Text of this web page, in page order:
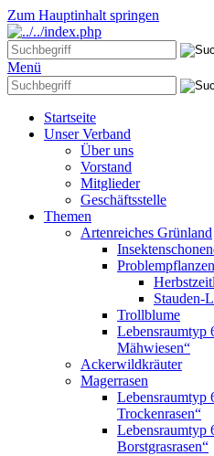
Zum Hauptinhalt springen
Menü
Startseite
Unser Verband
Über uns
Vorstand
Mitglieder
Geschäftsstelle
Themen
Artenreiches Grünland
Problempflanzen
Stauden-
Trollblume
Lebensraumtyp
Mähwiesen“
Ackerwildkräuter
Magerrasen
Lebensraumtyp
Trockenrasen“
Lebensraumtyp
Borstgrasrasen“